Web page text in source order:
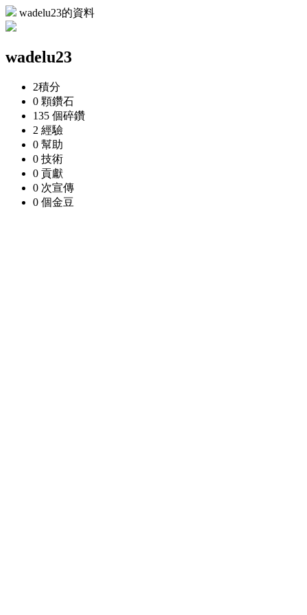
wadelu23的資料
wadelu23
2積分
0 顆鑽石
135 個碎鑽
2 經驗
0 幫助
0 技術
0 貢獻
0 次宣傳
0 個金豆